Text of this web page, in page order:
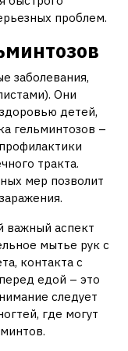
проблем.
заболевания‚
Они
детей‚
гельминтозов –
тракта.
мер позволит
важный аспект
мытье рук с
контакта с
едой – это
следует
где могут